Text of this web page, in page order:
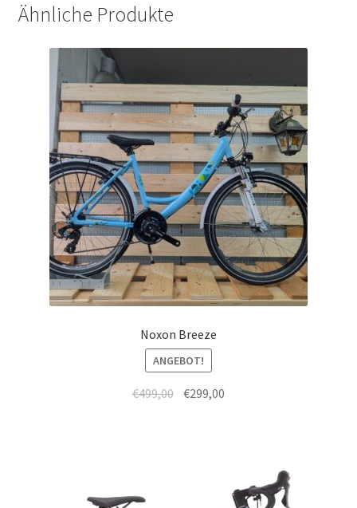
Ähnliche Produkte
Noxon Breeze
ANGEBOT!
€499,00 €299,00